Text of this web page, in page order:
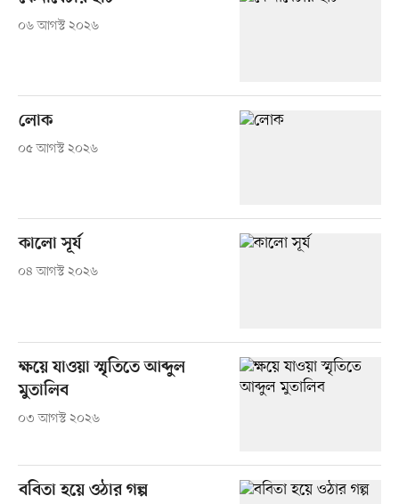
০৬ আগস্ট ২০২৬
লোক
০৫ আগস্ট ২০২৬
কালো সূর্য
০৪ আগস্ট ২০২৬
ক্ষয়ে যাওয়া স্মৃতিতে আব্দুল
মুতালিব
০৩ আগস্ট ২০২৬
ববিতা হয়ে ওঠার গল্প